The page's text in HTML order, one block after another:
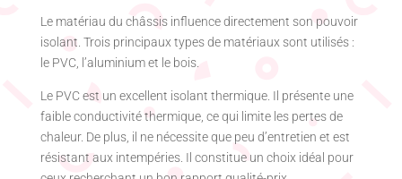
Le matériau du châssis influence directement son pouvoir
isolant. Trois principaux types de matériaux sont utilisés :
le PVC, l’aluminium et le bois.
Le PVC est un excellent isolant thermique. Il présente une
faible conductivité thermique, ce qui limite les pertes de
chaleur. De plus, il ne nécessite que peu d’entretien et est
résistant aux intempéries. Il constitue un choix idéal pour